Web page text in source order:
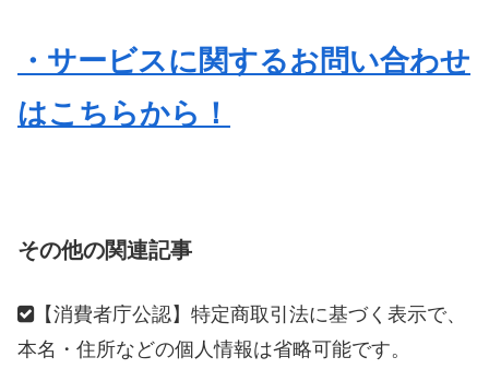
・サービスに関するお問い合わせ
はこちらから！
その他の関連記事
【消費者庁公認】特定商取引法に基づく表示で、
本名・住所などの個人情報は省略可能です。